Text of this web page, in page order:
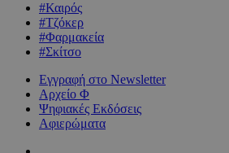
#Καιρός
#Τζόκερ
#Φαρμακεία
#Σκίτσο
Εγγραφή στο Newsletter
Αρχείο Φ
Ψηφιακές Εκδόσεις
Αφιερώματα